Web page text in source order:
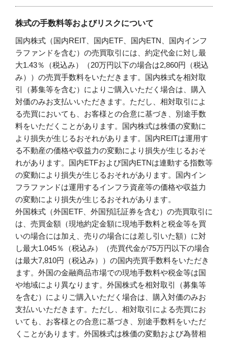
株式の手数料等およびリスクについて
国内株式（国内REIT、国内ETF、国内ETN、国内インフ
ラファンドを含む）の売買取引には、約定代金に対し最
大1.43％（税込み）（20万円以下の場合は2,860円（税込
み））の売買手数料をいただきます。国内株式を相対取
引（募集等を含む）によりご購入いただく場合は、購入
対価のみお支払いいただきます。ただし、相対取引によ
る売買においても、お客様との合意に基づき、別途手数
料をいただくことがあります。国内株式は株価の変動に
より損失が生じるおそれがあります。国内REITは運用す
る不動産の価格や収益力の変動により損失が生じるおそ
れがあります。国内ETFおよび国内ETNは連動する指数等
の変動により損失が生じるおそれがあります。国内イン
フラファンドは運用するインフラ資産等の価格や収益力
の変動により損失が生じるおそれがあります。
外国株式（外国ETF、外国預託証券を含む）の売買取引に
は、売買金額（現地約定金額に現地手数料と税金等を買
いの場合には加え、売りの場合には差し引いた額）に対
し最大1.045％（税込み）（売買代金が75万円以下の場合
は最大7,810円（税込み））の国内売買手数料をいただき
ます。外国の金融商品市場での現地手数料や税金等は国
や地域により異なります。外国株式を相対取引（募集等
を含む）によりご購入いただく場合は、購入対価のみお
支払いいただきます。ただし、相対取引による売買にお
いても、お客様との合意に基づき、別途手数料をいただ
くことがあります。外国株式は株価の変動および為替相